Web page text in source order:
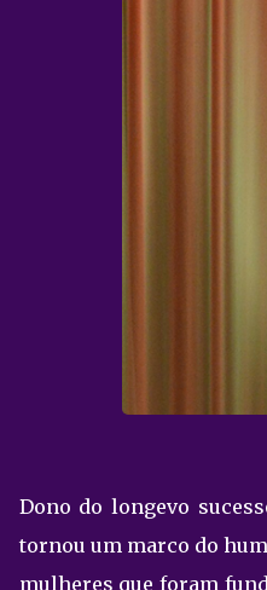
Dono do longevo
tornou um marco do
mulheres que foram